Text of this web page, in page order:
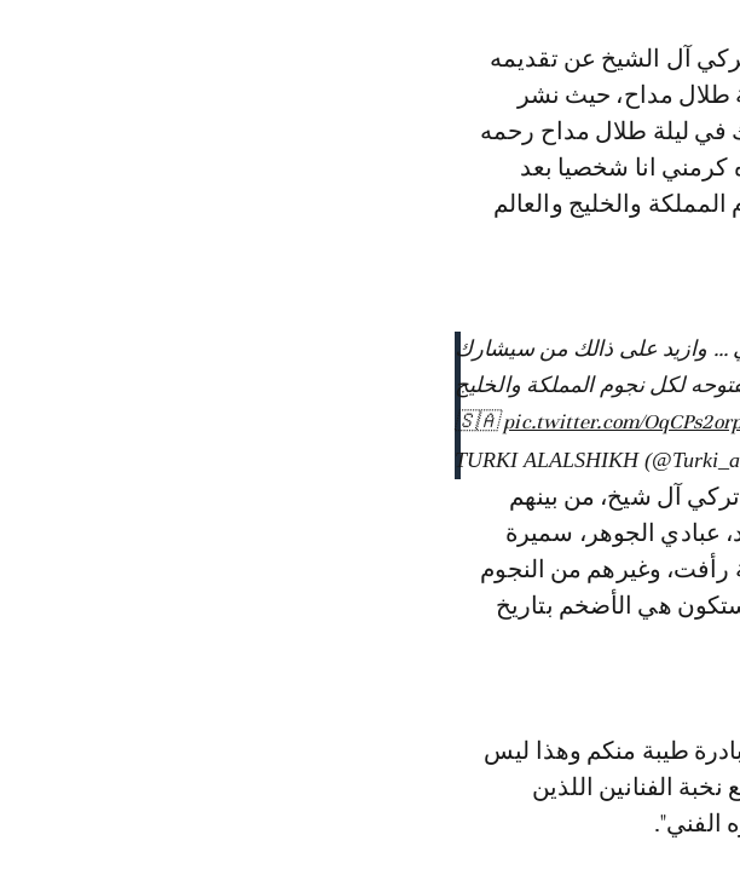
طلال مداح، حيث نشر
في ليلة طلال مداح رحمه
انا شخصيا بعد
والخليج والعالم
... وازيد على ذالك من سيشارك
لكل نجوم المملكة والخليج
pic.twitter.com/
آل شيخ، من بينهم
عبادي الجوهر، سميرة
رأفت، وغيرهم من النجوم
ستكون هي الأضخم بتاريخ
طيبة منكم وهذا ليس
الفنانين اللذين